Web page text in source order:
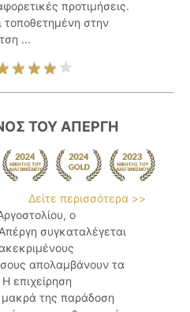
προτιμήσεις.
τοποθετημένη στην
...
ΤΟΥ ΑΠΕΡΓΗ
Δείτε περισσότερα >>
ο
συγκαταλέγεται
απολαμβάνουν τα
επιχείρηση
μακρά της παράδοση